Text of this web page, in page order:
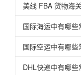
美线 FBA 货物海
国际海运中有哪
国际空运中有哪
DHL快递中有哪